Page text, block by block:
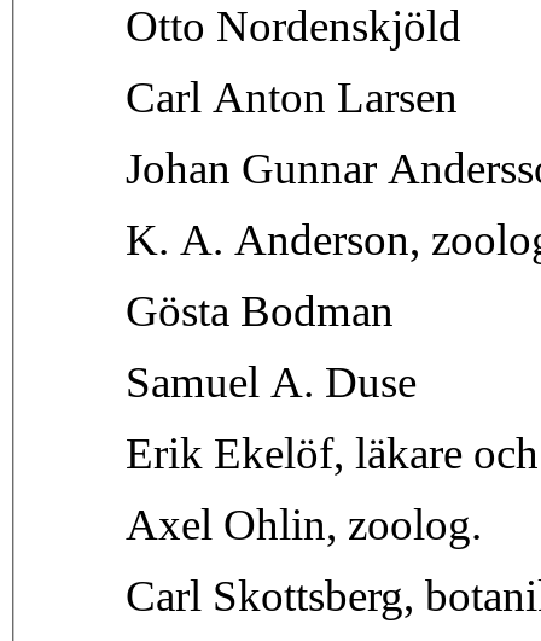
Otto Nordenskjöld
Carl Anton Larsen
Johan Gunnar
K. A. Anderson,
Gösta Bodman
Samuel A. Duse
Erik Ekelöf, läkare
Axel Ohlin, zoolog.
Carl Skottsberg,